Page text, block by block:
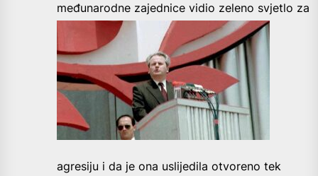
međunarodne zajednice vidio zeleno svjetlo za
agresiju i da je ona uslijedila otvoreno tek